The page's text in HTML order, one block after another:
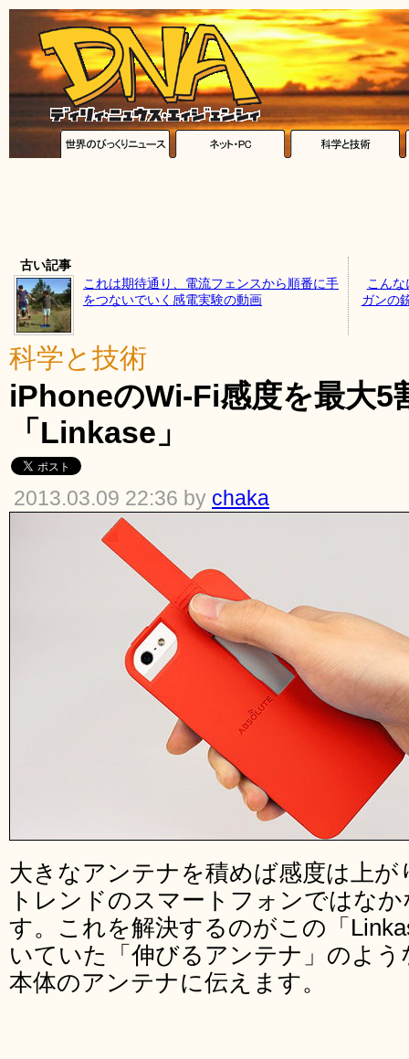
古い記事
これは期待通り、電流フェンスから順番に手
をつないでいく感電実験の動画
こん
ガンの
科学と技術
iPhoneのWi-Fi感度を最大5
「Linkase」
2013.03.09 22:36 by chaka
大きなアンテナを積めば感度は上
トレンドのスマートフォンではな
す。これを解決するのがこの「
いていた「伸びるアンテナ」のよ
本体のアンテナに伝えます。